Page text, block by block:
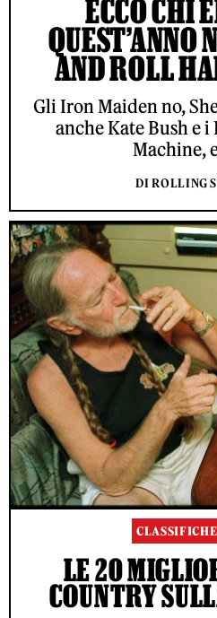
ECCO CHI
QUEST’ANNO
AND ROLL
Gli Iron Maiden no,
anche Kate Bush e i
Machine,
DI ROLLING
LE 20
COUNTRY